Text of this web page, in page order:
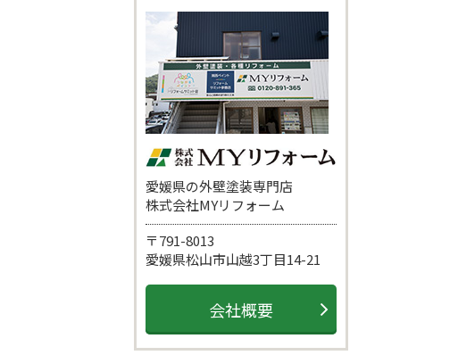
愛媛県の外壁塗装専門店
株式会社MYリフォーム
〒791-8013
愛媛県松山市山越3丁目14-21
会社概要